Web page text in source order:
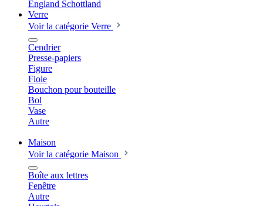
Verre
Voir la catégorie Verre
Cendrier
Presse-papiers
Figure
Fiole
Bouchon pour bouteille
Bol
Vase
Autre
Maison
Voir la catégorie Maison
Boîte aux lettres
Fenêtre
Autre